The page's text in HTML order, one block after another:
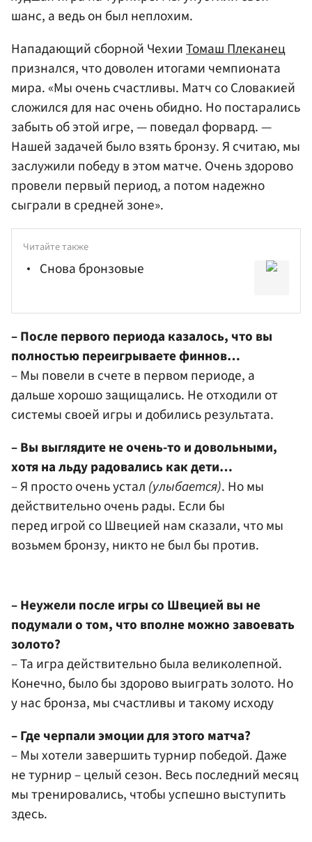
шанс, а ведь он был неплохим.
Нападающий сборной ЧехииТомаш Плеканец
признался, что доволен итогами чемпионата
мира. «Мы очень счастливы. Матч со Словакией
сложился для нас очень обидно. Но постарались
забыть об этой игре, — поведал форвард. —
Нашей задачей было взять бронзу. Я считаю, мы
заслужили победу в этом матче. Очень здорово
провели первый период, а потом надежно
сыграли в средней зоне».
Читайте также
Снова бронзовые
– После первого периода казалось, что вы
полностью переигрываете финнов…
– Мы повели в счете в первом периоде, а
дальше хорошо защищались. Не отходили от
системы своей игры и добились результата.
– Вы выглядите не очень-то и довольными,
хотя на льду радовались как дети…
– Я просто очень устал (улыбается). Но мы
действительно очень рады. Если бы
перед игрой со Швецией нам сказали, что мы
возьмем бронзу, никто не был бы против.
– Неужели после игры со Швецией вы не
подумали о том, что вполне можно завоевать
золото?
– Та игра действительно была великолепной.
Конечно, было бы здорово выиграть золото. Но
у нас бронза, мы счастливы и такому исходу
– Где черпали эмоции для этого матча?
– Мы хотели завершить турнир победой. Даже
не турнир – целый сезон. Весь последний месяц
мы тренировались, чтобы успешно выступить
здесь.